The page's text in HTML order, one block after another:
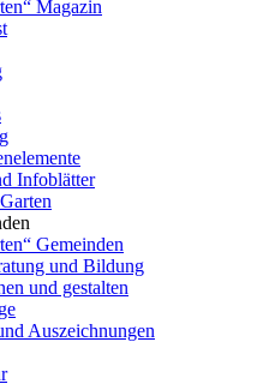
Magazin
Infoblätter
Gemeinden
und Bildung
und gestalten
Auszeichnungen